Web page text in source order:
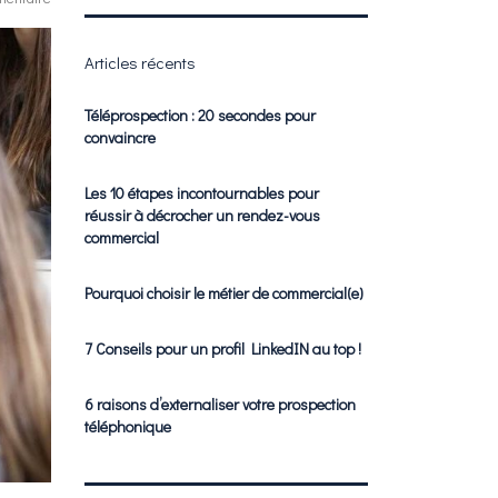
Articles récents
Téléprospection : 20 secondes pour
convaincre
Les 10 étapes incontournables pour
réussir à décrocher un rendez-vous
commercial
Pourquoi choisir le métier de commercial(e)
7 Conseils pour un profil LinkedIN au top !
6 raisons d’externaliser votre prospection
téléphonique